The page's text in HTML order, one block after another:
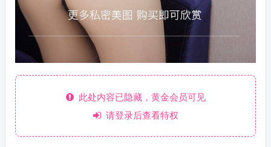
此处内容已隐藏，黄金会员可见
请登录后查看特权